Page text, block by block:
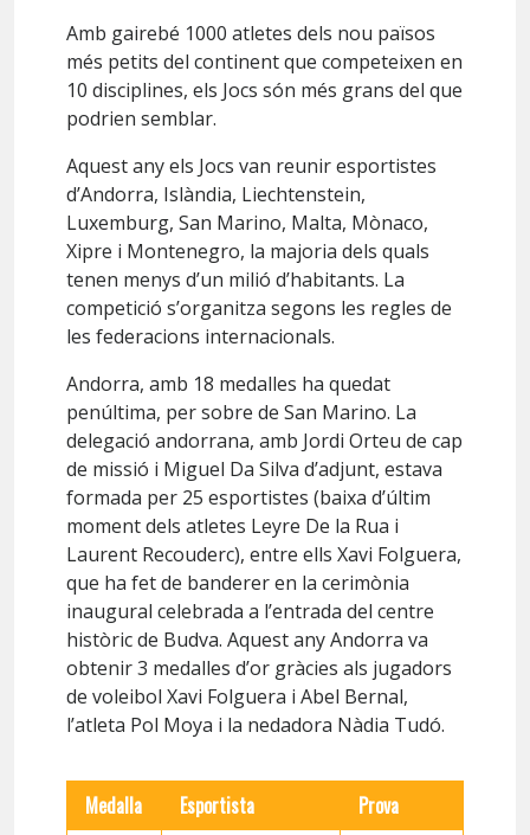
Amb gairebé 1000 atletes dels nou països
més petits del continent que competeixen en
10 disciplines, els Jocs són més grans del que
podrien semblar.
Aquest any els Jocs van reunir esportistes
d’Andorra, Islàndia, Liechtenstein,
Luxemburg, San Marino, Malta, Mònaco,
Xipre i Montenegro, la majoria dels quals
tenen menys d’un milió d’habitants. La
competició s’organitza segons les regles de
les federacions internacionals.
Andorra, amb 18 medalles ha quedat
penúltima, per sobre de San Marino. La
delegació andorrana, amb Jordi Orteu de cap
de missió i Miguel Da Silva d’adjunt, estava
formada per 25 esportistes (baixa d’últim
moment dels atletes Leyre De la Rua i
Laurent Recouderc), entre ells Xavi Folguera,
que ha fet de banderer en la cerimònia
inaugural celebrada a l’entrada del centre
històric de Budva. Aquest any Andorra va
obtenir 3 medalles d’or gràcies als jugadors
de voleibol Xavi Folguera i Abel Bernal,
l’atleta Pol Moya i la nedadora Nàdia Tudó.
Medalla Esportista Prova